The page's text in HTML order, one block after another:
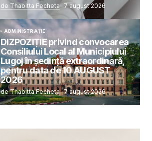
de Thabitta Fecheta 7 august 2026
ADMINISTRAȚIE
DIZPOZIȚIE privind convocarea
Consiliului Local al Municipiului
Lugoj în şedinţă extraordinară,
pentru data de 10 AUGUST
2026
de Thabitta Fecheta 7 august 2026